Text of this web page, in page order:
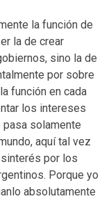
la función de
la de crear
sino la de
por sobre
función en cada
los intereses
solamente
aquí tal vez
por los
Porque yo
absolutamente